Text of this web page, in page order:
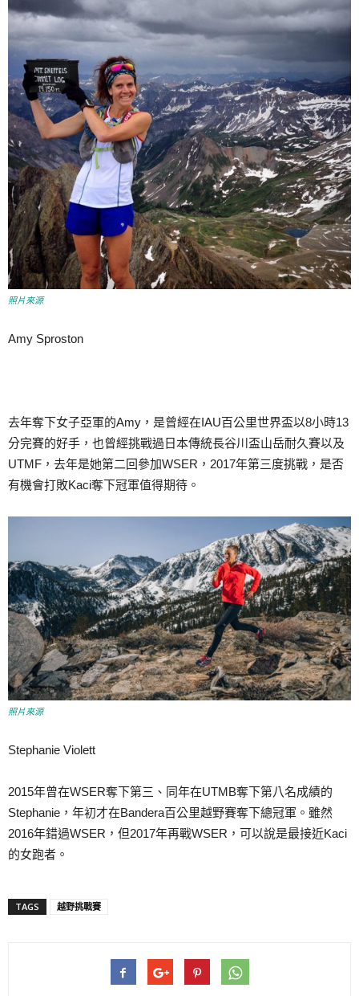
照片來源
Amy Sproston
去年奪下女子亞軍的Amy，是曾經在IAU百公里世界盃以8小時13
分完賽的好手，也曾經挑戰過日本傳統長谷川盃山岳耐久賽以及
UTMF，去年是她第二回參加WSER，2017年第三度挑戰，是否
有機會打敗Kaci奪下冠軍值得期待。
照片來源
Stephanie Violett
2015年曾在WSER奪下第三、同年在UTMB奪下第八名成績的
Stephanie，年初才在Bandera百公里越野賽奪下總冠軍。雖然
2016年錯過WSER，但2017年再戰WSER，可以說是最接近Kaci
的女跑者。
TAGS 越野挑戰賽